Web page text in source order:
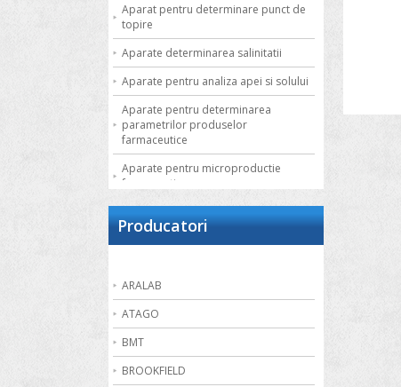
Aparat pentru determinare punct de
topire
Aparate determinarea salinitatii
Aparate pentru analiza apei si solului
Aparate pentru determinarea
parametrilor produselor
farmaceutice
Aparate pentru microproductie
farmaceutica
Bai termostatate cu circulatie externa
Bai termostatate pentru aplicatii
speciale
Bai ultrasonice
Producatori
ARALAB
ATAGO
BMT
BROOKFIELD